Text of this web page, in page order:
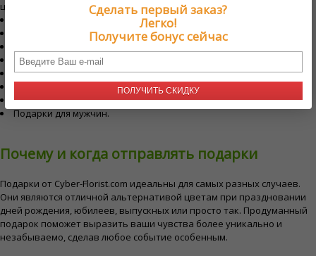
цветов, в том числе:
Огромные плюшевые мишки
Духи для мужчин и женщин.
Букеты из игрушек
Вечные розы
Подарки детям и родителям.
Подарочные карты
Подарки для мужчин.
Почему и когда отправлять подарки
Подарки от Cyber-Florist.com идеальны для самых разных случаев.
Они являются отличной альтернативой цветам при праздновании
дней рождения, юбилеев, выпускных или просто так. Продуманный
подарок поможет выразить ваши чувства более уникально и
незабываемо, сделав любое событие особенным.
Сделать первый заказ?
Легко!
Получите бонус сейчас
ПОЛУЧИТЬ СКИДКУ